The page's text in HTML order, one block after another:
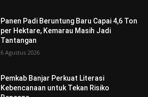
Panen Padi Beruntung Baru Capai 4,6 Ton
per Hektare, Kemarau Masih Jadi
Tantangan
6 Agustus 2026
Pemkab Banjar Perkuat Literasi
Kebencanaan untuk Tekan Risiko